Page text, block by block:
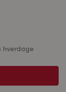
hverdage